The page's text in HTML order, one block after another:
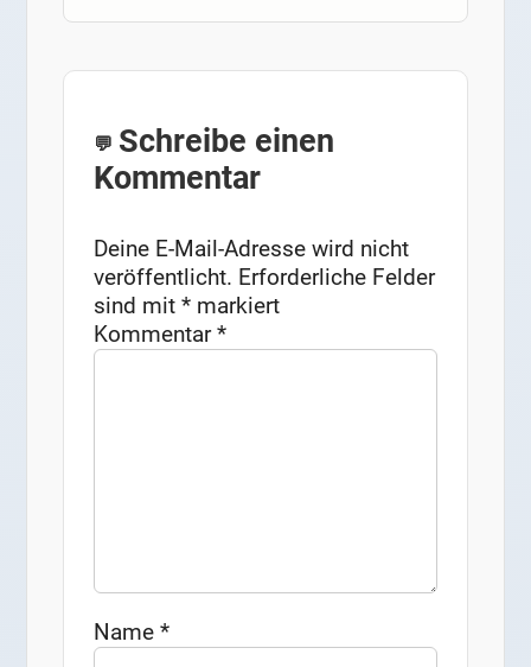
Schreibe einen
Kommentar
Deine E-Mail-Adresse wird nicht
veröffentlicht. Erforderliche Felder
sind mit* markiert
Kommentar*
Name*